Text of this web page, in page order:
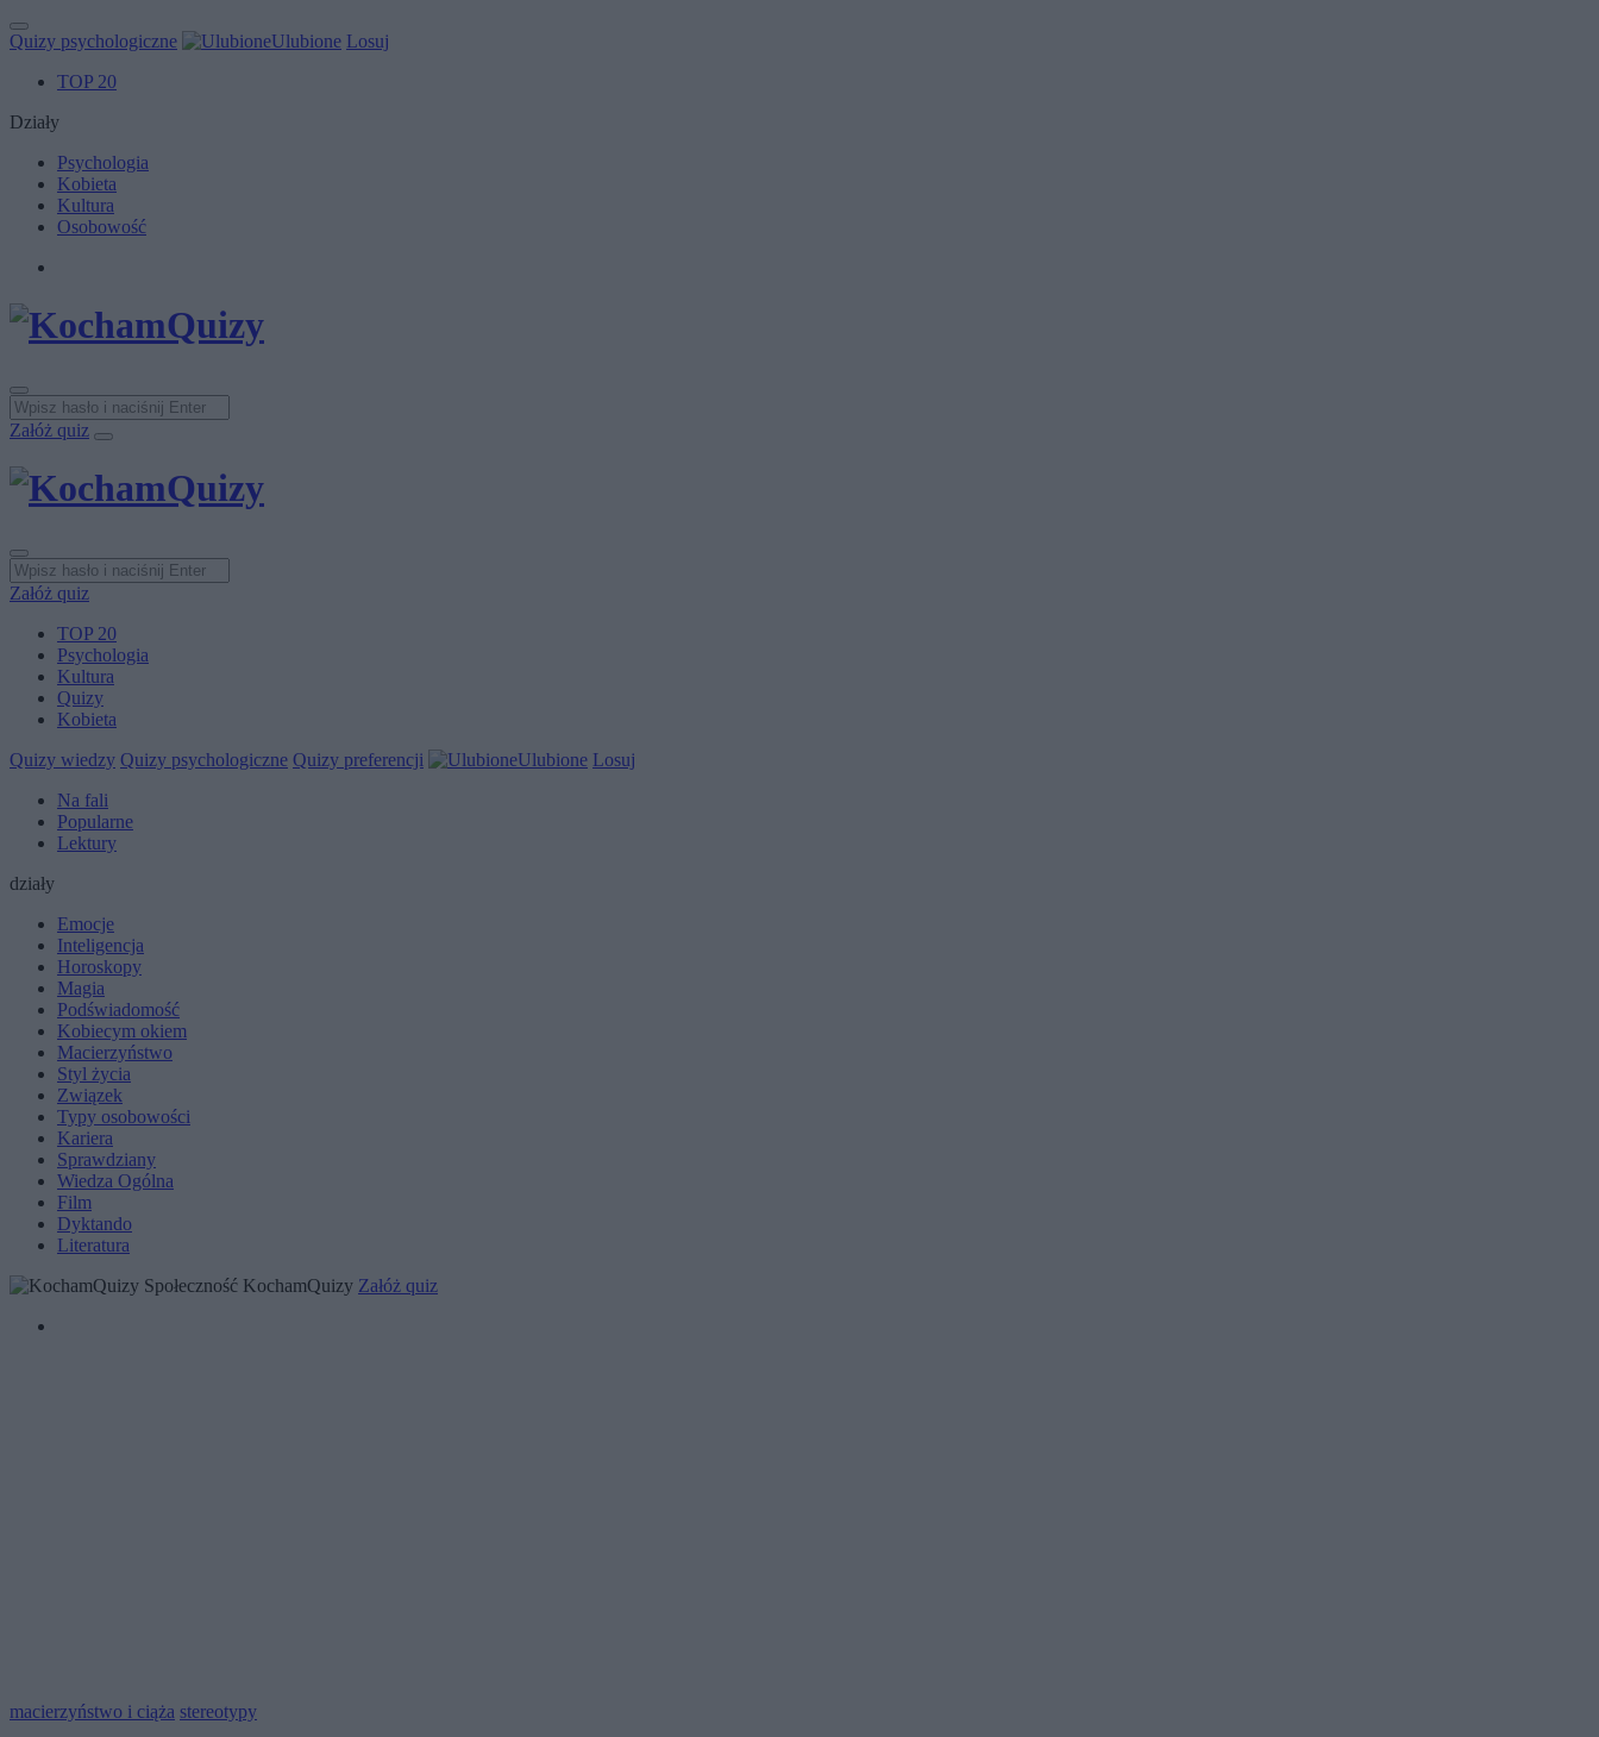
Quizy psychologiczne Ulubione Losuj
TOP 20
Działy
Psychologia
Kobieta
Kultura
Osobowość
Załóż quiz
Załóż quiz
TOP 20
Psychologia
Kultura
Quizy
Kobieta
Quizy wiedzy Quizy psychologiczne Quizy preferencji Ulubione Losuj
Na fali
Popularne
Lektury
działy
Emocje
Inteligencja
Horoskopy
Magia
Podświadomość
Kobiecym okiem
Macierzyństwo
Styl życia
Związek
Typy osobowości
Kariera
Sprawdziany
Wiedza Ogólna
Film
Dyktando
Literatura
Społeczność KochamQuizy Załóż quiz
macierzyństwo i ciąża stereotypy